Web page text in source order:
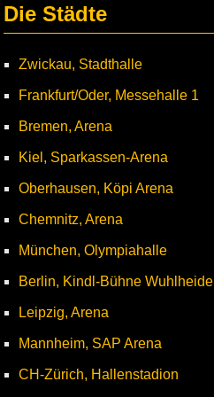
Die Städte
Zwickau, Stadthalle
Frankfurt/Oder, Messehalle 1
Bremen, Arena
Kiel, Sparkassen-Arena
Oberhausen, Köpi Arena
Chemnitz, Arena
München, Olympiahalle
Berlin, Kindl-Bühne Wuhlheide
Leipzig, Arena
Mannheim, SAP Arena
CH-Zürich, Hallenstadion